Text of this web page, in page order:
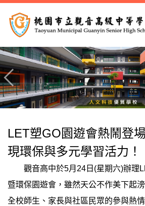
到
主
內
容
區
LET塑GO園遊會熱鬧登
現環保與多元學習活力！
觀音高中於5月24日(星期六)辦理
暨環保園遊會，雖然天公不作美下起
全校師生、家長與社區民眾的參與熱